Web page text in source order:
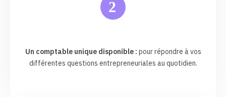
2
Un comptable unique disponible : pour répondre à vos
différentes questions entrepreneuriales au quotidien.